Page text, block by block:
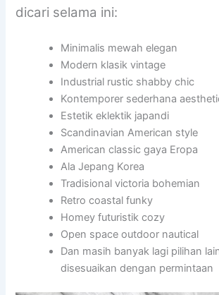
dicari selama ini:
Minimalis mewah elegan
Modern klasik vintage
Industrial rustic shabby chic
Kontemporer sederhana
Estetik eklektik japandi
Scandinavian American style
American classic gaya Eropa
Ala Jepang Korea
Tradisional victoria bohemian
Retro coastal funky
Homey futuristik cozy
Open space outdoor nautical
Dan masih banyak lagi pilihan
disesuaikan dengan permintaan